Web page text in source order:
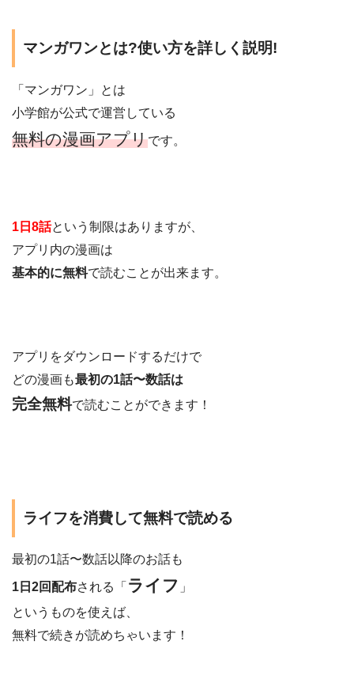
マンガワンとは?使い方を詳しく説明!
「マンガワン」とは
小学館が公式で運営している
無料の漫画アプリです。
1日8話という制限はありますが、
アプリ内の漫画は
基本的に無料で読むことが出来ます。
アプリをダウンロードするだけで
どの漫画も最初の1話〜数話は
完全無料で読むことができます！
ライフを消費して無料で読める
最初の1話〜数話以降のお話も
1日2回配布される「 ライフ 」
というものを使えば、
無料で続きが読めちゃいます！